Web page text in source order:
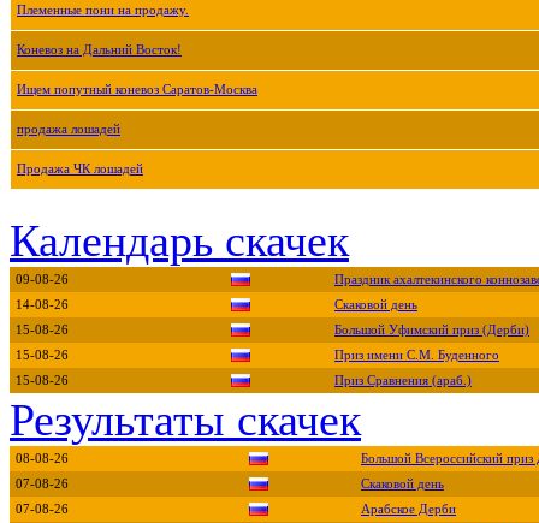
Племенные пони на продажу.
Коневоз на Дальний Восток!
Ищем попутный коневоз Саратов-Москва
продажа лошадей
Продажа ЧК лошадей
Календарь скачек
09-08-26
Праздник ахалтекинского
14-08-26
Скаковой день
15-08-26
Большой Уфимский приз (Дерби)
15-08-26
Приз имени С.М. Буденного
15-08-26
Приз Сравнения (араб.)
Результаты скачек
08-08-26
Большой Всероссийский приз
07-08-26
Скаковой день
07-08-26
Арабское Дерби